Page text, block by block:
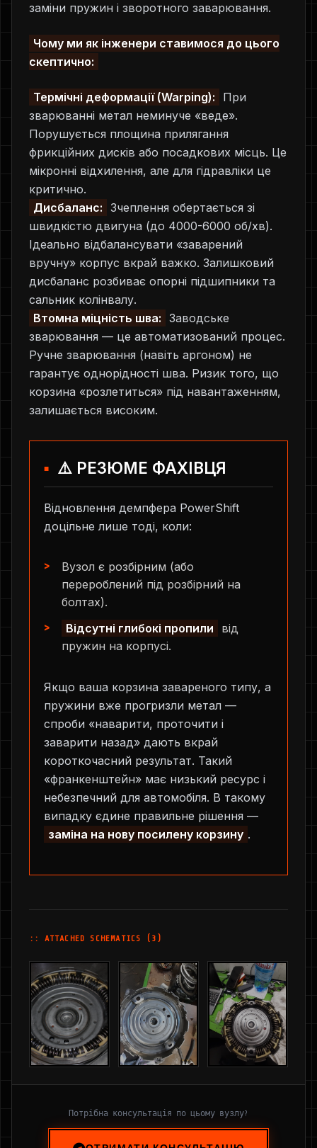
заміни пружин і зворотного заварювання.
Чому ми як інженери ставимося до цього
скептично:
Термічні деформації (Warping):
При
зварюванні метал неминуче «веде».
Порушується площина прилягання
фрикційних дисків або посадкових місць. Це
мікронні відхилення, але для гідравліки це
критично.
Дисбаланс: Зчеплення обертається зі
швидкістю двигуна (до 4000-6000 об/хв).
Ідеально відбалансувати «заварений
вручну» корпус вкрай важко. Залишковий
дисбаланс розбиває опорні підшипники та
сальник колінвалу.
Втомна міцність шва: Заводське
зварювання — це автоматизований процес.
Ручне зварювання (навіть аргоном) не
гарантує однорідності шва. Ризик того, що
корзина «розлетиться» під навантаженням,
залишається високим.
⚠️ РЕЗЮМЕ ФАХІВЦЯ
Відновлення демпфера PowerShift
доцільне лише тоді, коли:
Вузол є розбірним (або
перероблений під розбірний на
болтах).
Відсутні глибокі пропили
від
пружин на корпусі.
Якщо ваша корзина завареного типу, а
пружини вже прогризли метал —
спроби «наварити, проточити і
заварити назад» дають вкрай
короткочасний результат. Такий
«франкенштейн» має низький ресурс і
небезпечний для автомобіля. В такому
випадку єдине правильне рішення —
заміна на нову посилену корзину .
:: ATTACHED SCHEMATICS (3)
Потрібна консультація по цьому вузлу?